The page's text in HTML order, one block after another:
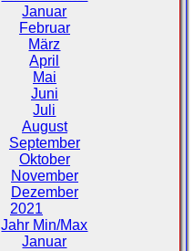
Januar
Februar
März
April
Mai
Juni
Juli
August
September
Oktober
November
Dezember
2021
Jahr Min/Max
Januar